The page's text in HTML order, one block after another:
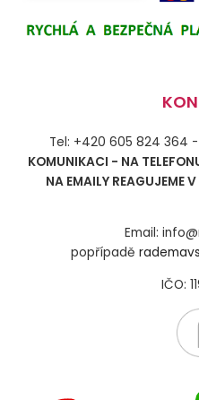
Tel: +420 605 824 364 -
KOMUNIKACI - NA
NA EMAILY REAGUJEME
Email:
popřípadě
IČO: